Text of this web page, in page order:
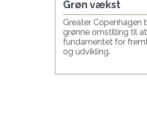
Grøn vækst
Greater Copenhagen
grønne omstilling til
fundamentet for
og udvikling.